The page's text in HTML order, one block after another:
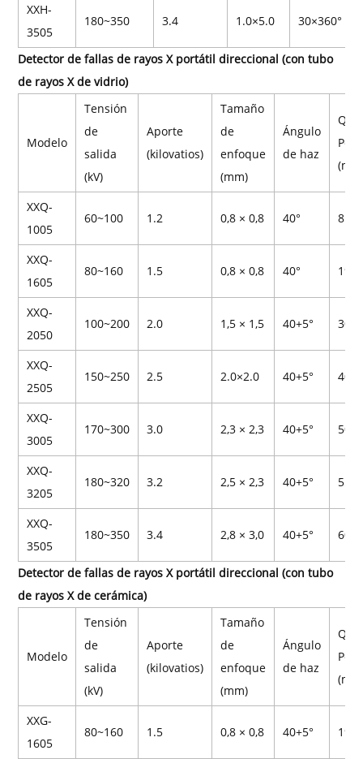
XXH-
3505
180~350 3.4 1.0×5.0 30×360°
Detector de fallas de rayos X portátil direccional (con tubo
de rayos X de vidrio)
Modelo
Tensión
de
salida
(kV)
Aporte
(kilovatios)
Tamaño
de
enfoque
(mm)
Ángulo
de haz
XXQ-
1005
60~100 1.2 0,8 × 0,8 40° 8
XXQ-
1605
80~160 1.5 0,8 × 0,8 40° 19
XXQ-
2050
100~200 2.0 1,5 × 1,5 40+5° 30
XXQ-
2505
150~250 2.5 2.0×2.0 40+5° 40
XXQ-
3005
170~300 3.0 2,3 × 2,3 40+5° 50
XXQ-
3205
180~320 3.2 2,5 × 2,3 40+5° 55
XXQ-
3505
180~350 3.4 2,8 × 3,0 40+5° 60
Detector de fallas de rayos X portátil direccional (con tubo
de rayos X de cerámica)
Modelo
Tensión
de
salida
(kV)
Aporte
(kilovatios)
Tamaño
de
enfoque
(mm)
Ángulo
de haz
XXG-
1605
80~160 1.5 0,8 × 0,8 40+5° 19